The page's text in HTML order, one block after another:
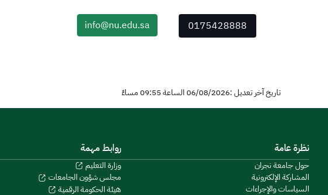
0175428888
info@nu.edu.sa
تاريخ آخر تعديل :06/08/2026 الساعة 09:55 مساءً
نظرة عامة
حول جامعة نجران
المشاركة الإلكترونية
السياسات والإجراءات
روابط مهمة
وزارة التعليم
مجلس شؤون الجامعات
هيئة الحكومة الرقمية